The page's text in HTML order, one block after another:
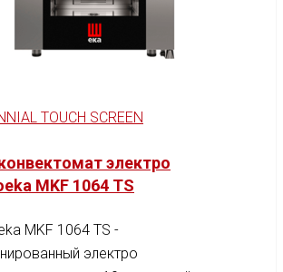
TOUCH SCREEN
электро
MKF 1064 TS
MKF 1064 TS -
электро